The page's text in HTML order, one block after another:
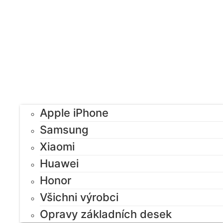
Apple iPhone
Samsung
Xiaomi
Huawei
Honor
Všichni výrobci
Opravy základních desek